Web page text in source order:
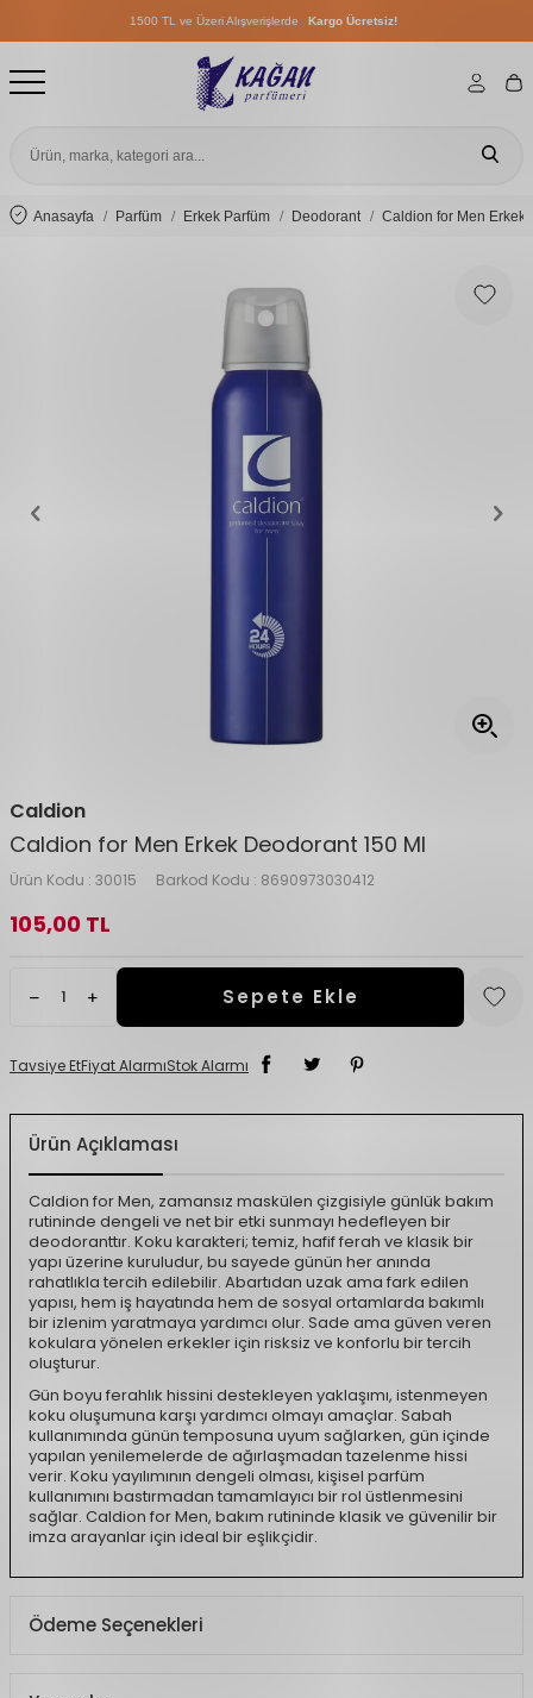
1500 TL ve Üzeri Alışverişlerde Kargo Ücretsiz!
1500 TL ve Üzeri Alışverişlerde
1500 TL ve Üzeri Alışverişlerde
Anasayfa Parfüm Erkek Parfüm Deodorant Caldion for Men Erkek
Caldion
Caldion for Men Erkek Deodorant 150 Ml
Ürün Kodu : 30015 Barkod Kodu : 8690973030412
105,00 TL
Sepete Ekle
Tavsiye EtFiyat AlarmıStok Alarmı
Ürün Açıklaması
Caldion for Men, zamansız maskülen çizgisiyle günlük bakım
rutininde dengeli ve net bir etki sunmayı hedefleyen bir
deodoranttır. Koku karakteri; temiz, hafif ferah ve klasik bir
yapı üzerine kuruludur, bu sayede günün her anında
rahatlıkla tercih edilebilir. Abartıdan uzak ama fark edilen
yapısı, hem iş hayatında hem de sosyal ortamlarda bakımlı
bir izlenim yaratmaya yardımcı olur. Sade ama güven veren
kokulara yönelen erkekler için risksiz ve konforlu bir tercih
oluşturur.
Gün boyu ferahlık hissini destekleyen yaklaşımı, istenmeyen
koku oluşumuna karşı yardımcı olmayı amaçlar. Sabah
kullanımında günün temposuna uyum sağlarken, gün içinde
yapılan yenilemelerde de ağırlaşmadan tazelenme hissi
verir. Koku yayılımının dengeli olması, kişisel parfüm
kullanımını bastırmadan tamamlayıcı bir rol üstlenmesini
sağlar. Caldion for Men, bakım rutininde klasik ve güvenilir bir
imza arayanlar için ideal bir eşlikçidir.
Ödeme Seçenekleri